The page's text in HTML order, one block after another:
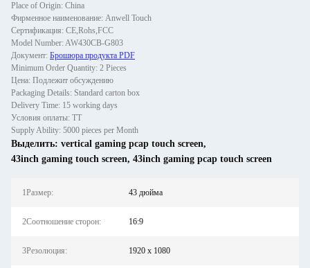
Place of Origin: China
Фирменное наименование: Anwell Touch
Сертификация: CE,Rohs,FCC
Model Number: AW430CB-G803
Документ: Брошюра продукта PDF
Minimum Order Quantity: 2 Pieces
Цена: Подлежит обсуждению
Packaging Details: Standard carton box
Delivery Time: 15 working days
Условия оплаты: ТТ
Supply Ability: 5000 pieces per Month
Выделить: vertical gaming pcap touch screen,
43inch gaming touch screen, 43inch gaming pcap touch screen
1Размер: 43 дюйма
2Соотношение сторон: 16:9
3Резолюция: 1920 x 1080